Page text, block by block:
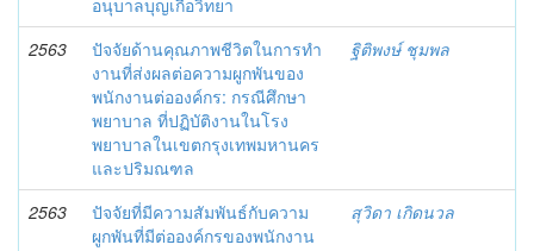
อนุบาลบุญเกื้อวิทยา
2563
ปัจจัยด้านคุณภาพชีวิตในการทํา
งานที่ส่งผลต่อความผูกพันของ
พนักงานต่อองค์กร: กรณีศึกษา
พยาบาล ที่ปฏิบัติงานในโรง
พยาบาลในเขตกรุงเทพมหานคร
และปริมณฑล
ฐิติพงษ์ ชุมพล
2563
ปัจจัยที่มีความสัมพันธ์กับความ
ผูกพันที่มีต่อองค์กรของพนักงาน
สุวิดา เกิดนวล